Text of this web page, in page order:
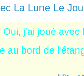
La Lune Le
Oui, j'ai joué avec
au bord de